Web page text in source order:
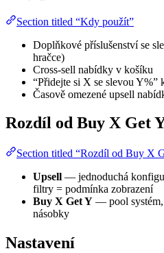
Section titled “Kdy použít”
Doplňkové příslušenství se
hračce)
Cross-sell nabídky v košíku
“Přidejte si X se slevou Y%”
Časově omezené upsell
Rozdíl od Buy X Get
Section titled “Rozdíl od Buy X
Upsell — jednoduchá
filtry = podmínka zobrazení
Buy X Get Y — pool systém,
násobky
Nastavení